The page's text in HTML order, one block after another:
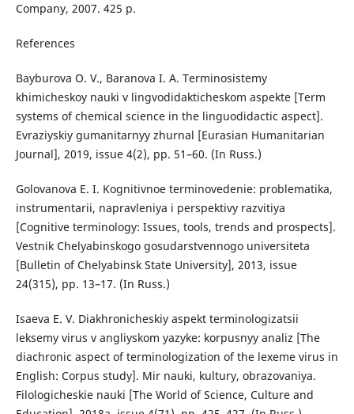
Company, 2007. 425 p.
References
Bayburova O. V., Baranova I. A. Terminosistemy
khimicheskoy nauki v lingvodidakticheskom aspekte [Term
systems of chemical science in the linguodidactic aspect].
Evraziyskiy gumanitarnyy zhurnal [Eurasian Humanitarian
Journal], 2019, issue 4(2), pp. 51–60. (In Russ.)
Golovanova E. I. Kognitivnoe terminovedenie: problematika,
instrumentarii, napravleniya i perspektivy razvitiya
[Cognitive terminology: Issues, tools, trends and prospects].
Vestnik Chelyabinskogo gosudarstvennogo universiteta
[Bulletin of Chelyabinsk State University], 2013, issue
24(315), pp. 13–17. (In Russ.)
Isaeva E. V. Diakhronicheskiy aspekt terminologizatsii
leksemy virus v angliyskom yazyke: korpusnyy analiz [The
diachronic aspect of terminologization of the lexeme virus in
English: Corpus study]. Mir nauki, kultury, obrazovaniya.
Filologicheskie nauki [The World of Science, Culture and